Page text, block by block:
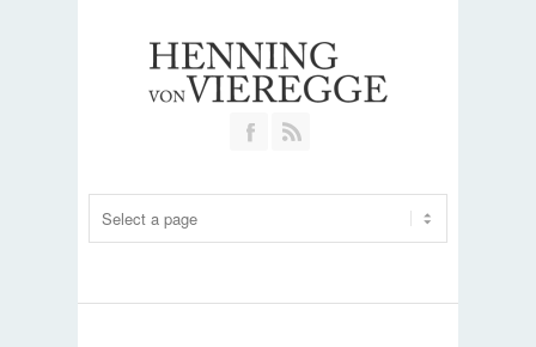
Join our Facebook Group